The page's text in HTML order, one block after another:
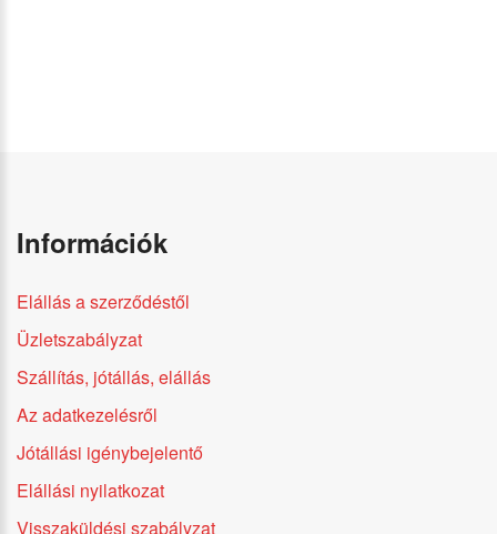
Információk
Elállás a szerződéstől
Üzletszabályzat
Szállítás, jótállás, elállás
Az adatkezelésről
Jótállási igénybejelentő
Elállási nyilatkozat
Visszaküldési szabályzat